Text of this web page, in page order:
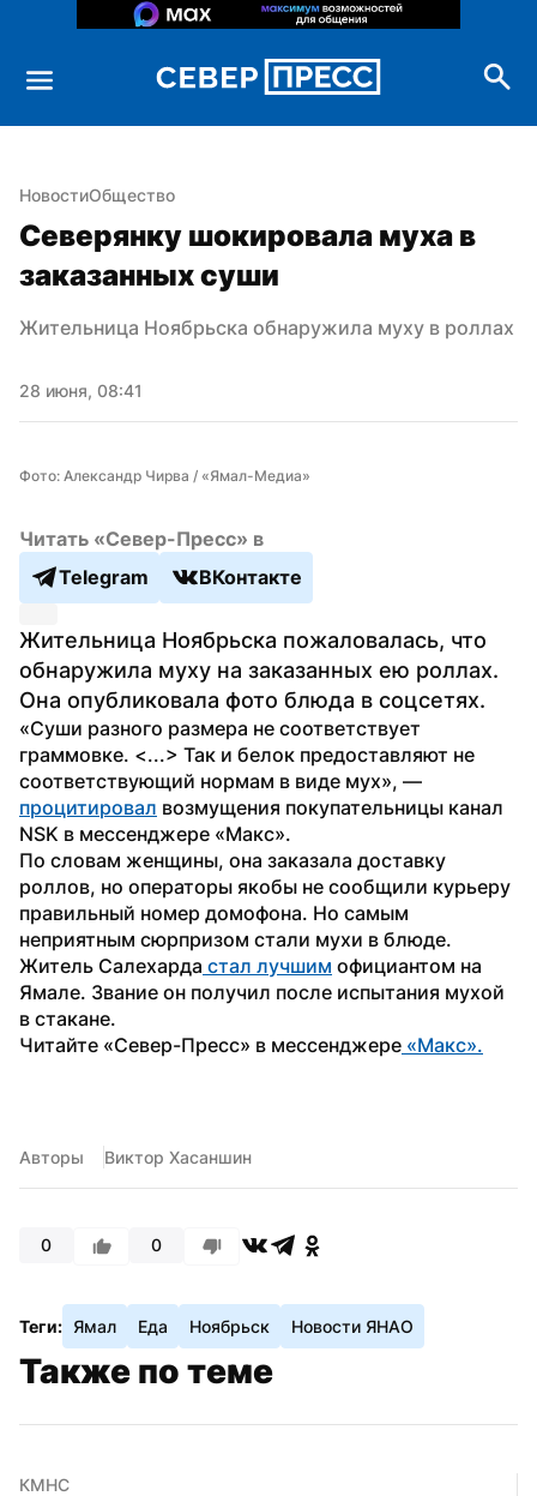
НовостиОбщество
Северянку шокировала муха в
заказанных суши
Жительница Ноябрьска обнаружила муху в роллах
28 июня, 08:41
Фото: Александр Чирва / «Ямал-Медиа»
Читать «Север-Пресс» в
Telegram
ВКонтакте
Жительница Ноябрьска пожаловалась, что
обнаружила муху на заказанных ею роллах.
Она опубликовала фото блюда в соцсетях.
«Суши разного размера не соответствует
граммовке. <...> Так и белок предоставляют не
процитировал возмущения покупательницы канал
NSK в мессенджере «Макс».
По словам женщины, она заказала доставку
роллов, но операторы якобы не сообщили курьеру
правильный номер домофона. Но самым
неприятным сюрпризом стали мухи в блюде.
Житель Салехарда стал лучшим официантом на
Ямале. Звание он получил после испытания мухой
в стакане.
Читайте «Север-Пресс» в мессенджере «Макс».
Авторы Виктор Хасаншин
0 0
Теги: Ямал Еда Ноябрьск Новости ЯНАО
Также по теме
КМНС